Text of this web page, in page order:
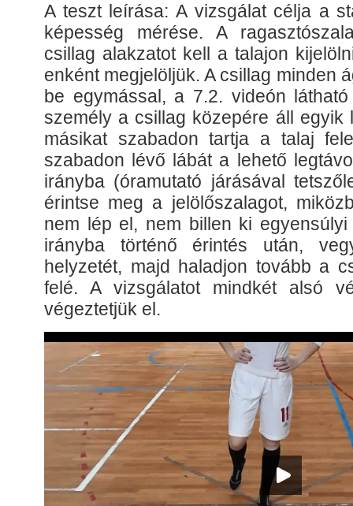
A teszt leírása: A vizsgálat célja a
képesség mérése. A
csillag alakzatot kell a talajon
enként megjelöljük. A csillag minden
be egymással, a 7.2. videón
személy a csillag közepére áll egyik
másikat szabadon tartja a talaj
szabadon lévő lábát a lehető
irányba (óramutató járásával
érintse meg a jelölőszalagot,
nem lép el, nem billen ki egyensúlyi
irányba történő érintés után,
helyzetét, majd haladjon tovább a
felé. A vizsgálatot mindkét alsó
végeztetjük el.